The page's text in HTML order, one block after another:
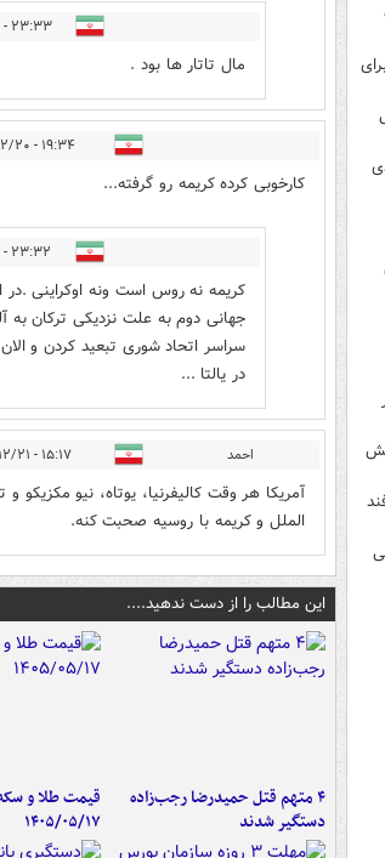
۲۳:۳۳ - ۱۳۹۶/۱۲/۲۰
مال تاتار ها بود .
۱۹:۳۴ - ۱۳۹۶/۱۲/۲۰
کارخوبی کرده کریمه رو گرفته...
۲۳:۳۲ - ۱۳۹۶/۱۲/۲۰
کریمه نه روس است ونه اوکراینی
جهانی دوم به علت نزدیکی ترکان به
سراسر اتحاد شوری تبعید کردن و
در یالتا ...
احمد ۱۵:۱۷ - ۱۳۹۶/۱۲/۲۱
آمریکا هر وقت کالیفرنیا، یوتاه، نیو
الملل و کریمه با روسیه صحبت کنه.
این مطالب را از دست ندهید....
۴ متهم قتل حمیدرضا رجب‌زاده
دستگیر شدند
قیمت طلا و
۱۴۰۵/۰۵/۱۷